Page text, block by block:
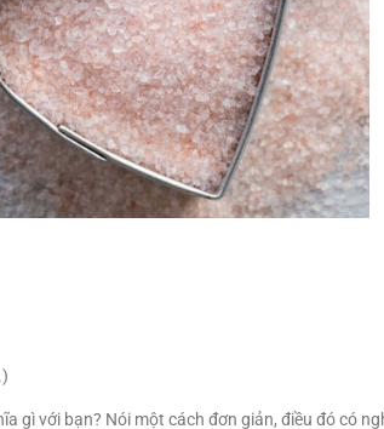
gì với bạn? Nói một cách đơn giản, điều đó có